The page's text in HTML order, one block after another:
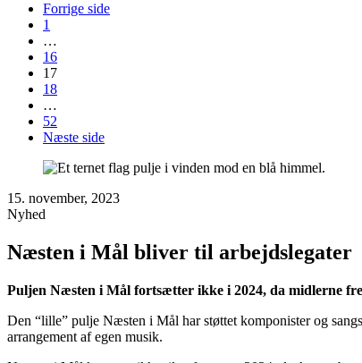
Forrige side
1
…
16
17
18
…
52
Næste side
15. november, 2023
Nyhed
Næsten i Mål bliver til arbejdslegater
Puljen Næsten i Mål fortsætter ikke i 2024, da midlerne
Den “lille” pulje Næsten i Mål har støttet komponister og
arrangement af egen musik.